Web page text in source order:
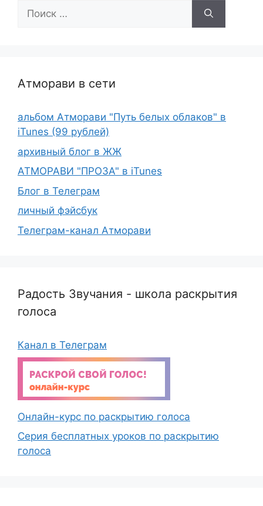
Поиск:
Атморави в сети
альбом Атморави "Путь белых облаков" в
iTunes (99 рублей)
архивный блог в ЖЖ
АТМОРАВИ "ПРОЗА" в iTunes
Блог в Телеграм
личный фэйсбук
Телеграм-канал Атморави
Радость Звучания - школа раскрытия
голоса
Канал в Телеграм
Онлайн-курс по раскрытию голоса
Серия бесплатных уроков по раскрытию
голоса